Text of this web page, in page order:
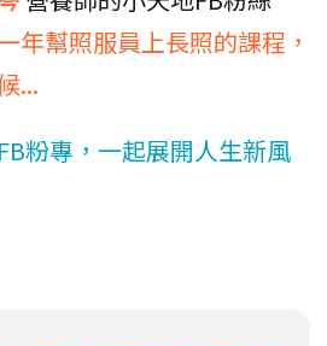
年幫照服員上長照的課程，
...
粉專，一起展開人生新風